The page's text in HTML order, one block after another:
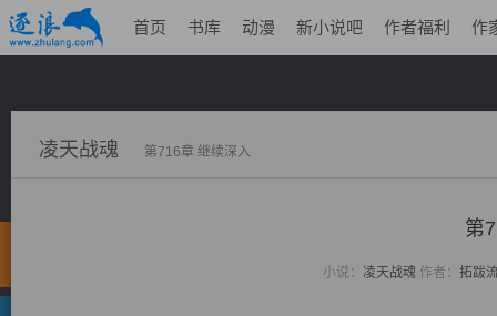
首页 书库 动漫 新小说吧 作者福利 作
凌天战魂 第716章 继续深入
第
小说： 凌天战魂作者： 拓跋